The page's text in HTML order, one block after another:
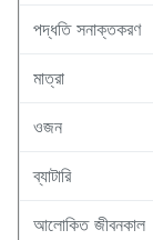
পদ্ধতি সনাক্তকরণ
মাত্রা
ওজন
ব্যাটারি
আলোকিত জীবনকাল